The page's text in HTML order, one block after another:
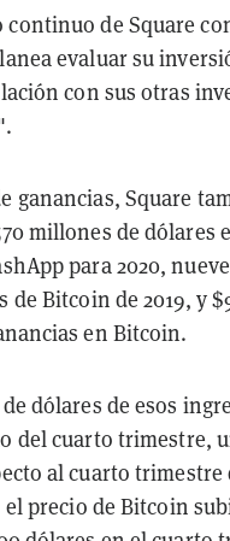
continuo de Square
evaluar su
con sus otras
ganancias, Square
millones de dólares
para 2020,
de Bitcoin de 2019, y$
en Bitcoin.
dólares de esos
del cuarto trimestre,
al cuarto trimestre
precio de Bitcoin